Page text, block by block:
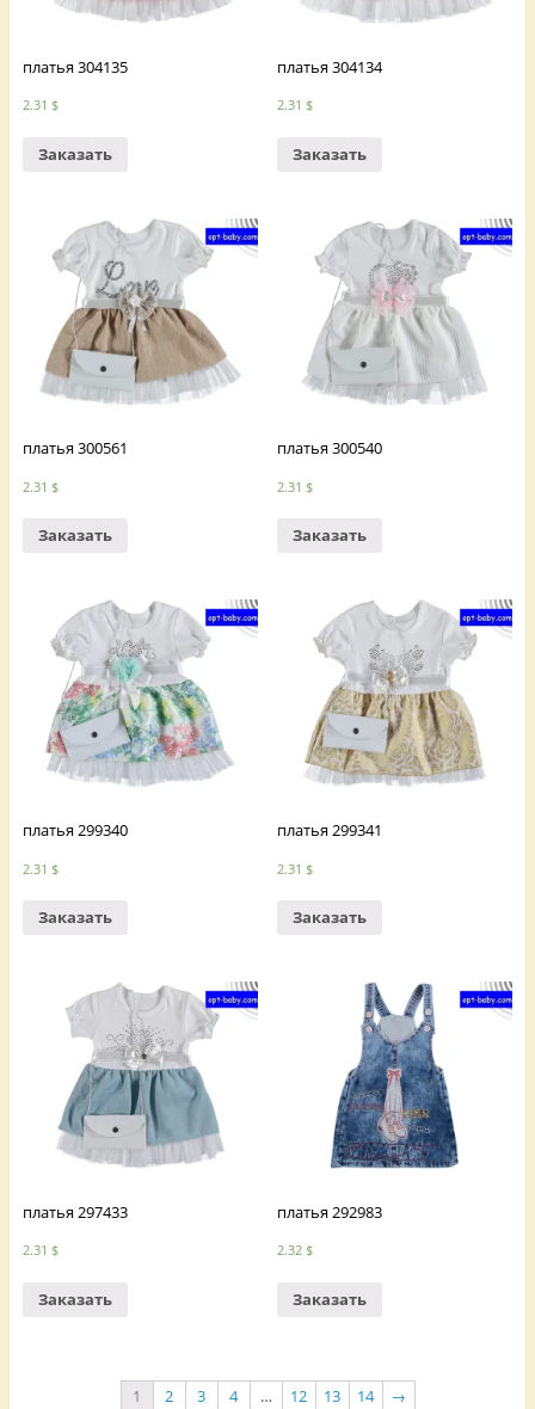
платья 304135
2.31 $
Заказать
платья 304134
2.31$
Заказать
платья 300561
2.31 $
Заказать
платья 300540
2.31 $
Заказать
платья 299340
2.31 $
Заказать
платья 299341
2.31 $
Заказать
платья 297433
2.31 $
Заказать
платья 292983
2.32$
Заказать
1 2 3 4 … 12 13 14 →